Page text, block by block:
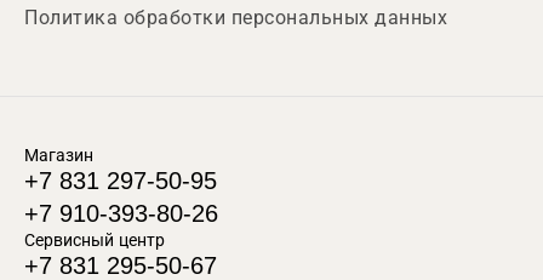
Политика обработки персональных данных
Магазин
+7 831 297-50-95
+7 910-393-80-26
Сервисный центр
+7 831 295-50-67